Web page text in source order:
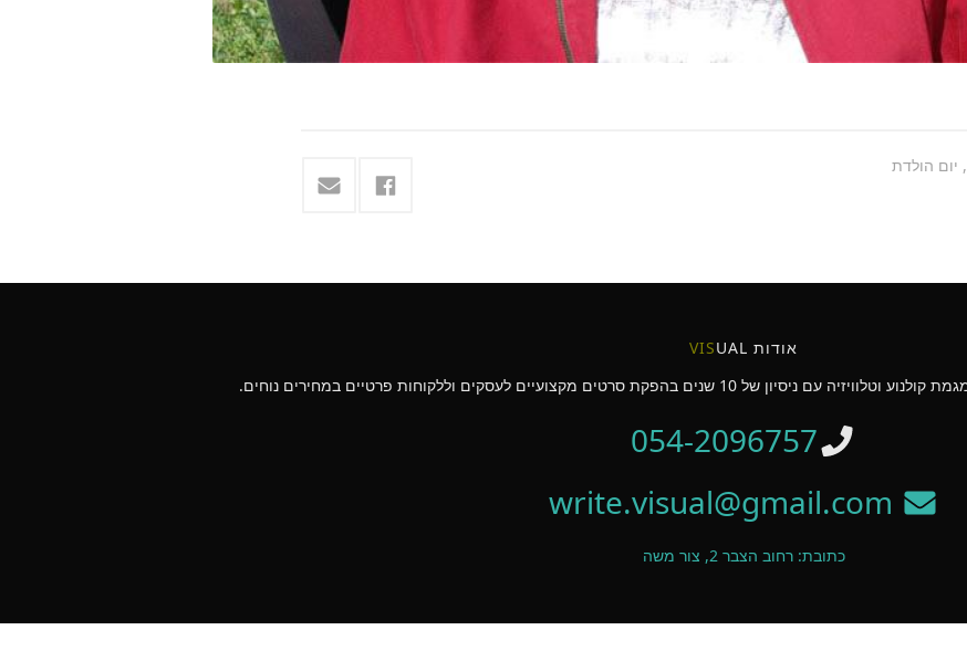
, יום הולדת
אודות VISUAL
054-2096757
כתובת: רחוב הצבר 2, צור משה